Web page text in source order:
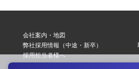
会社案内・地図
弊社採用情報（中途・新卒）
採用担当者様へ
転職支援サービス利用規約